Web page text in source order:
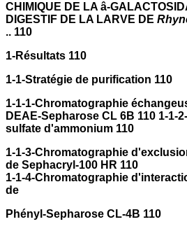
CHIMIQUE DE LA â-
DIGESTIF DE LA LARVE DE
.. 110
1-Résultats 110
1-1-Stratégie de purification 110
1-1-1-Chromatographie
DEAE-Sepharose CL 6B 110 1-1-
sulfate d'ammonium 110
1-1-3-Chromatographie
de Sephacryl-100 HR 110
1-1-4-Chromatographie
de
Phényl-Sepharose CL-4B 110